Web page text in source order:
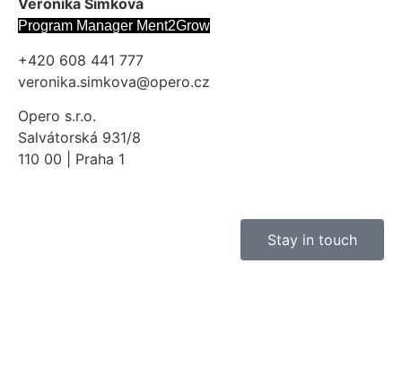
Program Manager Ment2Grow
+420 608 441 777
veronika.simkova@opero.cz
Opero s.r.o.
Salvátorská 931/8
110 00 | Praha 1
Stay in touch